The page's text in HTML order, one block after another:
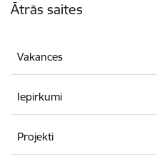
Ātrās saites
Vakances
Iepirkumi
Projekti